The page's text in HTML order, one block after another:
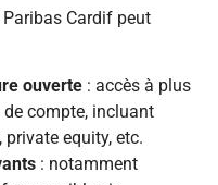
Cardif peut
ouverte : accès à plus
compte, incluant
private equity, etc.
: notamment